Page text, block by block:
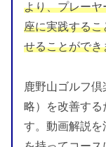
より、プレー
座に実践する
せることができ
鹿野山ゴルフ
略）を改善す
す。動画解説